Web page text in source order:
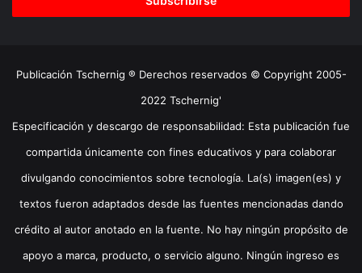
Publicación Tschernig ® Derechos reservados © Copyright 2005-
2022 Tschernig'
Especificación y descargo de responsabilidad: Esta publicación fue
compartida únicamente con fines educativos y para colaborar
divulgando conocimientos sobre tecnología. La(s) imagen(es) y
textos fueron adaptados desde las fuentes mencionadas dando
crédito al autor anotado en la fuente. No hay ningún propósito de
apoyo a marca, producto, o servicio alguno. Ningún ingreso es